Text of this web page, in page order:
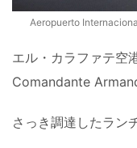
Aeropuerto
エル・カラファテ
Comandante
さっき調達したラン